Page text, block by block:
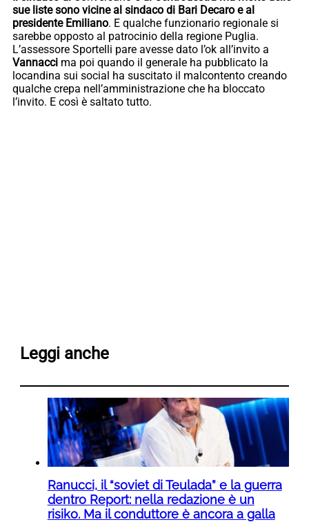
sue liste sono vicine al sindaco di Bari Decaro e al
presidente Emiliano. E qualche funzionario regionale si
sarebbe opposto al patrocinio della regione Puglia.
L’assessore Sportelli pare avesse dato l’ok all’invito a
Vannacci ma poi quando il generale ha pubblicato la
locandina sui social ha suscitato il malcontento creando
qualche crepa nell’amministrazione che ha bloccato
l’invito. E così è saltato tutto.
Leggi anche
Ranucci, il “soviet di Teulada” e la guerra
dentro Report: nella redazione è un
risiko. Ma il conduttore è ancora a galla